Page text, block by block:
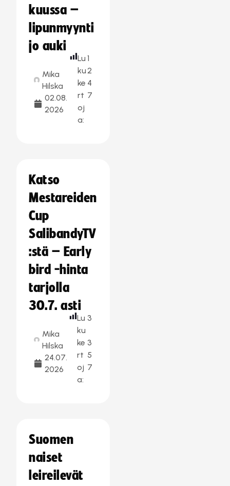
kuussa –
lipunmyynti
jo auki
Mika
Hilska
02.08.
2026
Lu
ku
ke
rt
oj
a:
1
2
4
7
Katso
Mestareiden
Cup
SalibandyTV
:stä – Early
bird -hinta
tarjolla
30.7. asti
Mika
Hilska
24.07.
2026
Lu
ku
ke
rt
oj
a:
3
3
5
7
Suomen
naiset
leireilevät